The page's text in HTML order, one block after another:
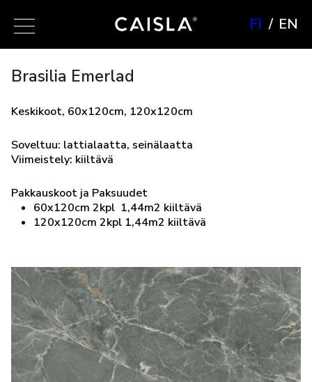
FI EN
Brasilia Emerlad
Keskikoot, 60x120cm, 120x120cm
Soveltuu: lattialaatta, seinälaatta
Viimeistely: kiiltävä
Pakkauskoot ja Paksuudet
60x120cm 2kpl 1,44m2 kiiltävä
120x120cm 2kpl 1,44m2 kiiltävä